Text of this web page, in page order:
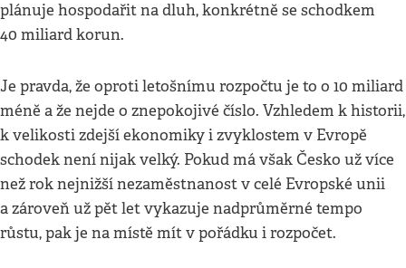
plánuje hospodařit na dluh, konkrétně se schodkem
40 miliard korun.
Je pravda, že oproti letošnímu rozpočtu je to o 10 miliard
méně a že nejde o znepokojivé číslo. Vzhledem k historii,
k velikosti zdejší ekonomiky i zvyklostem v Evropě
schodek není nijak velký. Pokud má však Česko už více
než rok nejnižší nezaměstnanost v celé Evropské unii
a zároveň už pět let vykazuje nadprůměrné tempo
růstu, pak je na místě mít v pořádku i rozpočet.